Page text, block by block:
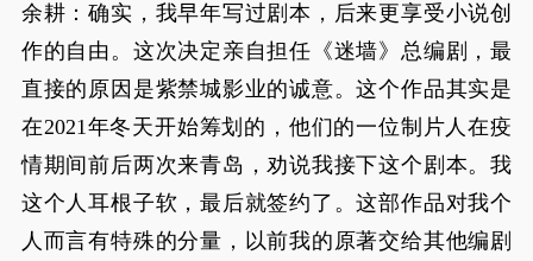
余耕：确实，我早年写过剧本，后来更享受小说创
作的自由。这次决定亲自担任《迷墙》总编剧，最
直接的原因是紫禁城影业的诚意。这个作品其实是
在2021年冬天开始筹划的，他们的一位制片人在疫
情期间前后两次来青岛，劝说我接下这个剧本。我
这个人耳根子软，最后就签约了。这部作品对我个
人而言有特殊的分量，以前我的原著交给其他编剧